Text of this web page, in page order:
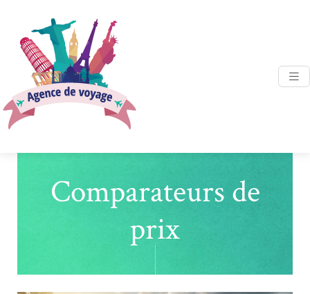
Comparateurs de
prix